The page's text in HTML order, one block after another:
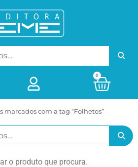
0
marcados com a tag “Folhetos”
o produto que procura.